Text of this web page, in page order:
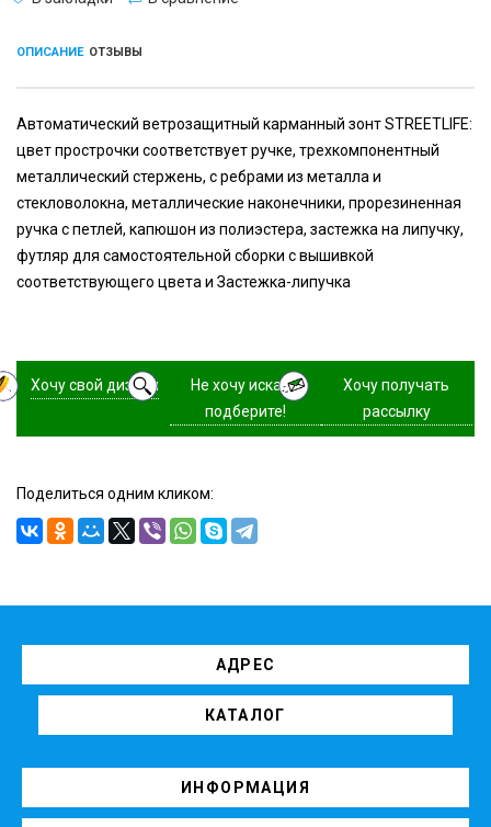
ОПИСАНИЕ ОТЗЫВЫ
Автоматический ветрозащитный карманный зонт STREETLIFE:
цвет прострочки соответствует ручке, трехкомпонентный
металлический стержень, с ребрами из металла и
стекловолокна, металлические наконечники, прорезиненная
ручка с петлей, капюшон из полиэстера, застежка на липучку,
футляр для самостоятельной сборки с вышивкой
соответствующего цвета и Застежка-липучка
Хочу свой дизайн
Не хочу искать,
подберите!
Хочу получать
рассылку
Поделиться одним кликом:
АДРЕС
КАТАЛОГ
ИНФОРМАЦИЯ